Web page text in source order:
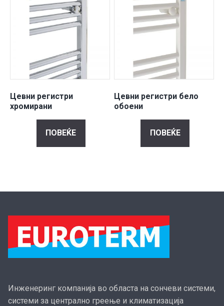
Цевни регистри
хромирани
ПОВЕЌЕ
Цевни регистри бело
обоени
ПОВЕЌЕ
Инженеринг компанија во областа на сончеви системи,
системи за централно греење и климатизација